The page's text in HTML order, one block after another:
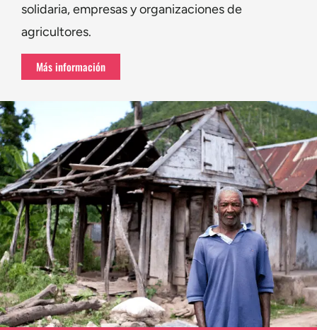
solidaria, empresas y organizaciones de
agricultores.
Más información